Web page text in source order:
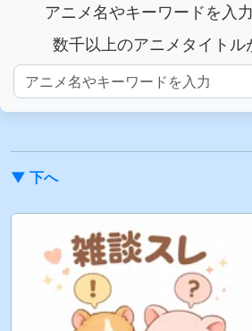
アニメ名やキーワードを入
数千以上のアニメタイト
▼ 下へ